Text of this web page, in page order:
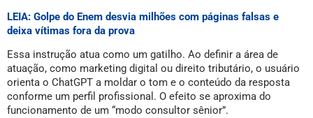
LEIA: Golpe do Enem desvia milhões com páginas falsas e
deixa vítimas fora da prova
Essa instrução atua como um gatilho. Ao definir a área de
atuação, como marketing digital ou direito tributário, o usuário
orienta o ChatGPT a moldar o tom e o conteúdo da resposta
conforme um perfil profissional. O efeito se aproxima do
funcionamento de um “modo consultor sênior”.